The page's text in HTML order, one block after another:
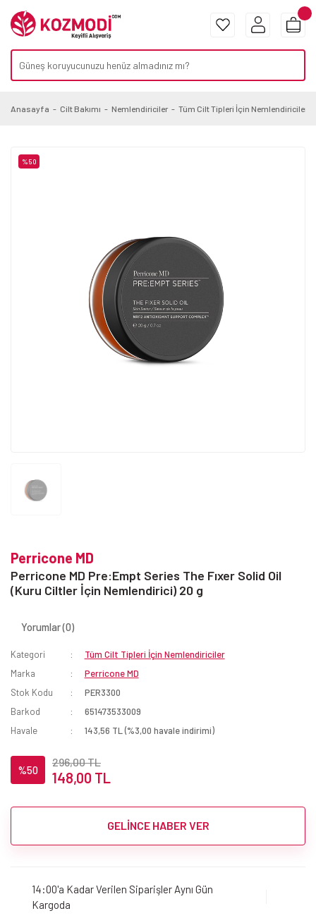
Anasayfa Cilt Bakımı Nemlendiriciler Tüm Cilt Tipleri İçin Nemlendiriciler
%50
Perricone MD
Perricone MD Pre:Empt Series The Fıxer Solid Oil
(Kuru Ciltler İçin Nemlendirici) 20 g
Yorumlar (0)
Kategori
Tüm Cilt Tipleri İçin Nemlendiriciler
Marka
Perricone MD
Stok Kodu
PER3300
Barkod
651473533009
Havale
143,56 TL (%3,00 havale indirimi)
%50
296,00 TL
148,00 TL
GELİNCE HABER VER
14:00'a Kadar Verilen Siparişler Aynı Gün
Kargoda